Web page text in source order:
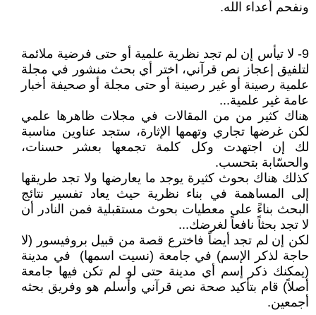
ونفحم أعداء الله.
9- لا تيأس إن لم تجد نظرية علمية أو حتى فرضية ملائمة
لتلفيق إعجاز نص قرآني، اختر أي بحث منشور في مجلة
علمية رصينة أو غير رصينة أو حتى مجلة أو صحيفة أخبار
عامة غير علمية...
هناك كثير من من المقالات في مجلات ظاهرها علمي
لكن غرضها تجاري وتهمها الإثارة، ستجد عناوين مناسبة
لك إن اجتهدت وكل كلمة تجمعها بعشر حسنات،
والحسّابة بتحسب.
كذلك هناك بحوث كثيرة يوجد ما يعارضها ولا تجد طريقها
إلى المساهمة في بناء نظرية حيث يعاد تفسير نتائج
البحث بناءً على معطيات بحوث مستقبلية فمن النادر أن
لا تجد بحثاً نافعاً لغرضك...
لكن إن لم تجد أيضاً فاخترع قصة من قبيل بروفيسور (لا
حاجة لذكر الإسم) في جامعة (نسيت اسمها) في مدينة
(يمكنك ذكر إسم أي مدينة حتى لو لم تكن فيها جامعة
أصلاً) قام بتأكيد صحة نص قرآني وأسلم هو وفريق بحثه
أجمعين.